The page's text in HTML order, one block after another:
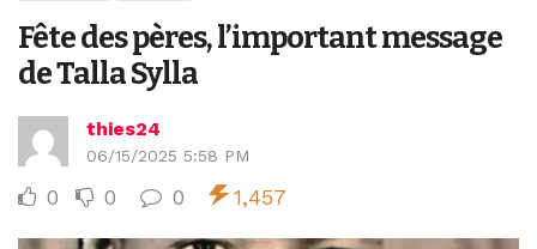
Fête des pères, l’important message
de Talla Sylla
thies24
06/15/2025 5:58 PM
0 0 0 1,457